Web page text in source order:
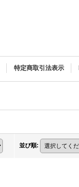
特定商取引法表示
並び順: